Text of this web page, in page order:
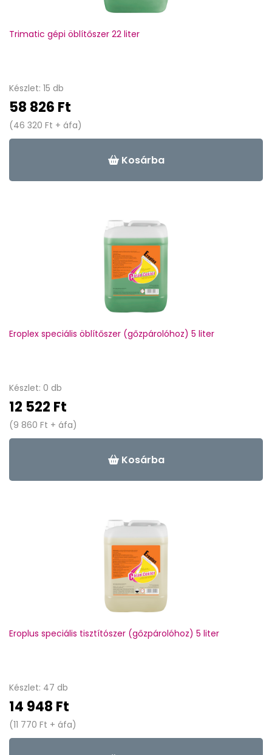
Trimatic gépi öblítőszer 22 liter
Készlet: 15 db
58 826 Ft
(46 320 Ft + áfa)
Kosárba
Eroplex speciális öblítőszer (gőzpárolóhoz) 5 liter
Készlet: 0 db
12 522 Ft
(9 860 Ft + áfa)
Kosárba
Eroplus speciális tisztítószer (gőzpárolóhoz) 5 liter
Készlet: 47 db
14 948 Ft
(11 770 Ft + áfa)